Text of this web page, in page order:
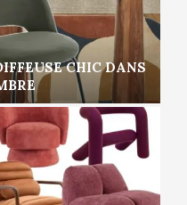
CHIC DANS